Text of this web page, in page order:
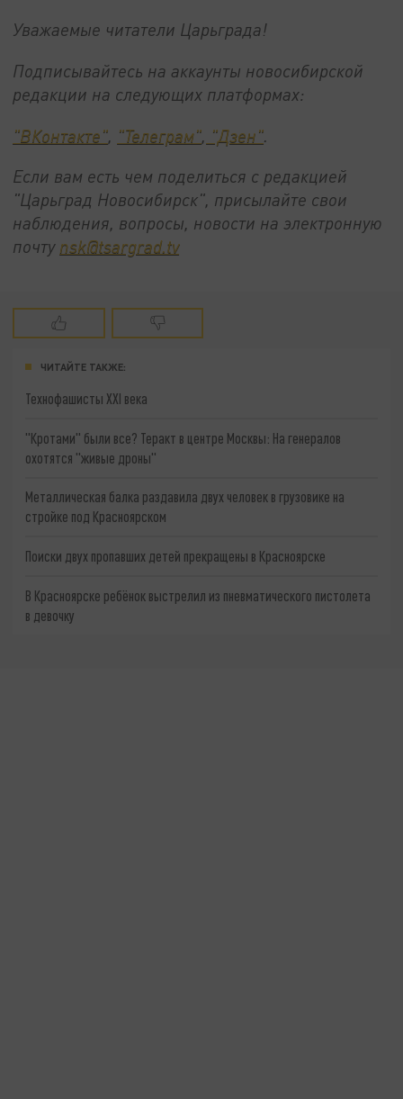
Уважаемые читатели Царьграда!
Подписывайтесь на аккаунты новосибирской
редакции на следующих платформах:
"ВКонтакте", "Телеграм", "Дзен".
Если вам есть чем поделиться с редакцией
"Царьград Новосибирск", присылайте свои
наблюдения, вопросы, новости на электронную
почту nsk@tsargrad.tv
ЧИТАЙТЕ ТАКЖЕ:
Технофашисты XXI века
"Кротами" были все? Теракт в центре Москвы: На генералов
охотятся "живые дроны"
Металлическая балка раздавила двух человек в грузовике на
стройке под Красноярском
Поиски двух пропавших детей прекращены в Красноярске
В Красноярске ребёнок выстрелил из пневматического пистолета
в девочку